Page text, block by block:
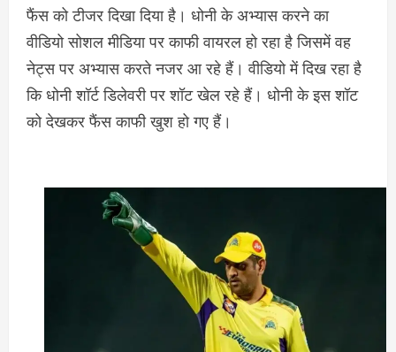
फैंस को टीजर दिखा दिया है। धोनी के अभ्यास करने का
वीडियो सोशल मीडिया पर काफी वायरल हो रहा है जिसमें वह
नेट्स पर अभ्यास करते नजर आ रहे हैं। वीडियो में दिख रहा है
कि धोनी शॉर्ट डिलेवरी पर शॉट खेल रहे हैं। धोनी के इस शॉट
को देखकर फैंस काफी खुश हो गए हैं।